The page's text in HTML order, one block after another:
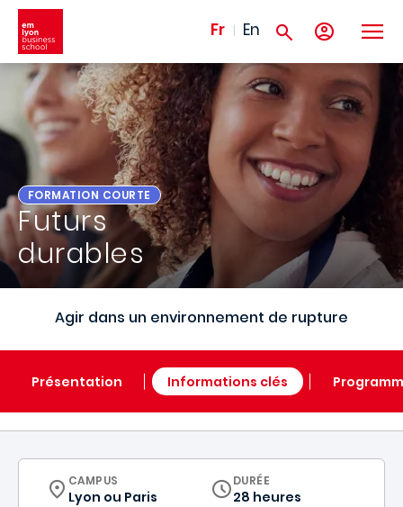
Aller au contenu principal
Fr En
FORMATION COURTE
Futurs
durables
Agir dans un environnement de rupture
Présentation Informations clés
CURRICULUM
CAMPUS
Lyon ou Paris
DURÉE
28 heures